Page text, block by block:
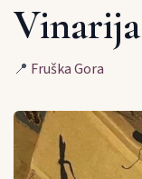
📍 Fruška Gora